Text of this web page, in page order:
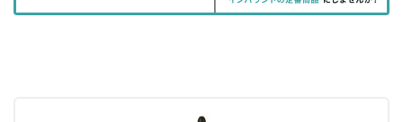
る
る
に